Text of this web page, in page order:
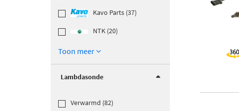
Kavo Parts (37)
NTK (20)
Toon meer
Lambdasonde
Verwarmd (82)